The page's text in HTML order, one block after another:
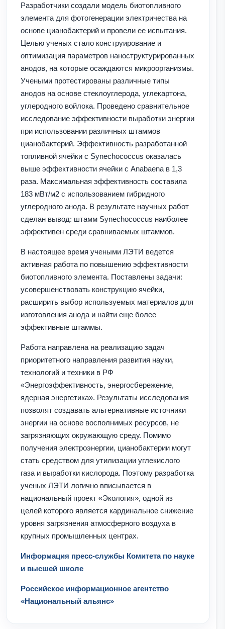
Разработчики создали модель биотопливного
элемента для фотогенерации электричества на
основе цианобактерий и провели ее испытания.
Целью ученых стало конструирование и
оптимизация параметров наноструктурированных
анодов, на которые осаждаются микроорганизмы.
Учеными протестированы различные типы
анодов на основе стеклоуглерода, углекартона,
углеродного войлока. Проведено сравнительное
исследование эффективности выработки энергии
при использовании различных штаммов
цианобактерий. Эффективность разработанной
топливной ячейки с Synechococcus оказалась
выше эффективности ячейки с Anabaena в 1,3
раза. Максимальная эффективность составила
183 мВт/м2 с использованием гибридного
углеродного анода. В результате научных работ
сделан вывод: штамм Synechococcus наиболее
эффективен среди сравниваемых штаммов.
В настоящее время учеными ЛЭТИ ведется
активная работа по повышению эффективности
биотопливного элемента. Поставлены задачи:
усовершенствовать конструкцию ячейки,
расширить выбор используемых материалов для
изготовления анода и найти еще более
эффективные штаммы.
Работа направлена на реализацию задач
приоритетного направления развития науки,
технологий и техники в РФ
«Энергоэффективность, энергосбережение,
ядерная энергетика». Результаты исследования
позволят создавать альтернативные источники
энергии на основе восполнимых ресурсов, не
загрязняющих окружающую среду. Помимо
получения электроэнергии, цианобактерии могут
стать средством для утилизации углекислого
газа и выработки кислорода. Поэтому разработка
ученых ЛЭТИ логично вписывается в
национальный проект «Экология», одной из
целей которого является кардинальное снижение
уровня загрязнения атмосферного воздуха в
крупных промышленных центрах.
Информация пресс-службы Комитета по науке
и высшей школе
Российское информационное агентство
«Национальный альянс»